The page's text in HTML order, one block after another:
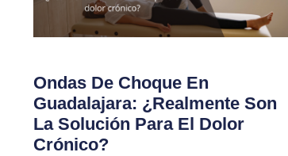
Ondas De Choque En
Guadalajara: ¿Realmente Son
La Solución Para El Dolor
Crónico?